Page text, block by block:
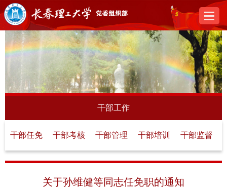
干部工作
干部任免 干部考核 干部管理 干部培训 干部监督
关于孙维健等同志任免职的通知